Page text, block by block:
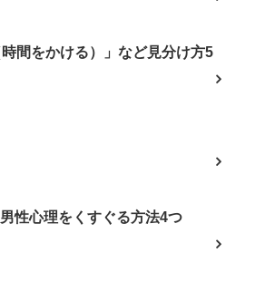
間をかける）」など見分け方5
性心理をくすぐる方法4つ